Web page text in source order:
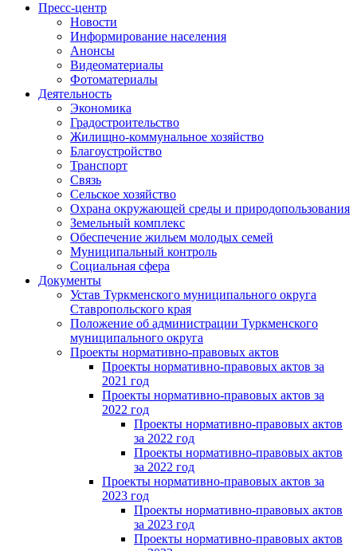
Пресс-центр
Новости
Информирование населения
Анонсы
Видеоматериалы
Фотоматериалы
Деятельность
Экономика
Градостроительство
Жилищно-коммунальное хозяйство
Благоустройство
Транспорт
Связь
Сельское хозяйство
Охрана окружающей среды и природопользования
Земельный комплекс
Обеспечение жильем молодых семей
Муниципальный контроль
Социальная сфера
Документы
Устав Туркменского муниципального округа
Ставропольского края
Положение об администрации Туркменского
муниципального округа
Проекты нормативно-правовых актов
Проекты нормативно-правовых актов за
2021 год
Проекты нормативно-правовых актов за
2022 год
Проекты нормативно-правовых актов
за 2022 год
Проекты нормативно-правовых актов
за 2022 год
Проекты нормативно-правовых актов за
2023 год
Проекты нормативно-правовых актов
за 2023 год
Проекты нормативно-правовых актов